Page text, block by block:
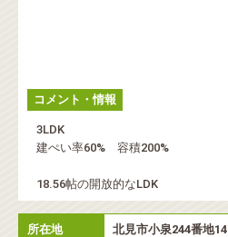
コメント・情報
3LDK
建ぺい率60% 容積200%
18.56帖の開放的なLDK
所在地 北見市小泉244番地14